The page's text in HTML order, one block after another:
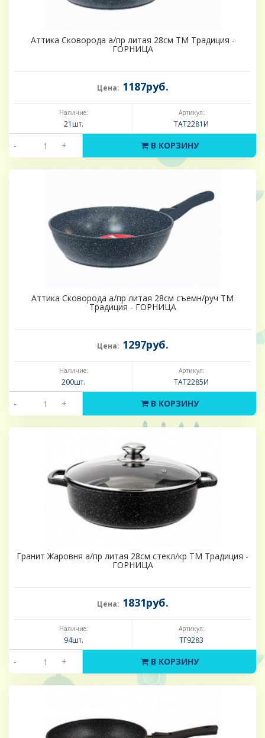
Аттика Сковорода а/пр литая 28см ТМ Традиция -
ГОРНИЦА
Цена: 1187руб.
Наличие:
21шт.
Артикул:
ТАТ2281И
- + В КОРЗИНУ
Аттика Сковорода а/пр литая 28см съемн/руч ТМ
Традиция - ГОРНИЦА
Цена: 1297руб.
Наличие:
200шт.
Артикул:
ТАТ2285И
- + В КОРЗИНУ
Гранит Жаровня а/пр литая 28см стекл/кр ТМ Традиция -
ГОРНИЦА
Цена: 1831руб.
Наличие:
94шт.
Артикул:
ТГ9283
- + В КОРЗИНУ